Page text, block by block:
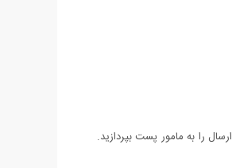
را به مامور پست بپردازید.